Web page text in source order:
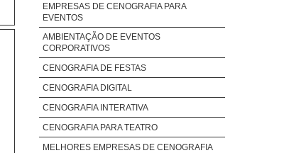
EMPRESAS DE CENOGRAFIA PARA
EVENTOS
AMBIENTAÇÃO DE EVENTOS
CORPORATIVOS
CENOGRAFIA DE FESTAS
CENOGRAFIA DIGITAL
CENOGRAFIA INTERATIVA
CENOGRAFIA PARA TEATRO
MELHORES EMPRESAS DE CENOGRAFIA